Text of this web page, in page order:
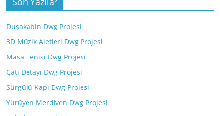
Duşakabin Dwg Projesi
3D Müzik Aletleri Dwg Projesi
Masa Tenisi Dwg Projesi
Çatı Detayı Dwg Projesi
Sürgülü Kapı Dwg Projesi
Yürüyen Merdiven Dwg Projesi